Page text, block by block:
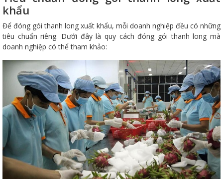
khẩu
Để đóng gói thanh long xuất khẩu, mỗi doanh nghiệp đều có những
tiêu chuẩn riêng. Dưới đây là quy cách đóng gói thanh long mà
doanh nghiệp có thể tham khảo: